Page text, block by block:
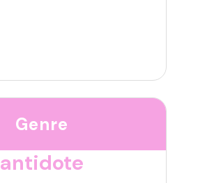
Genre
antidote